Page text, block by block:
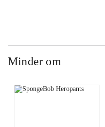
Minder om